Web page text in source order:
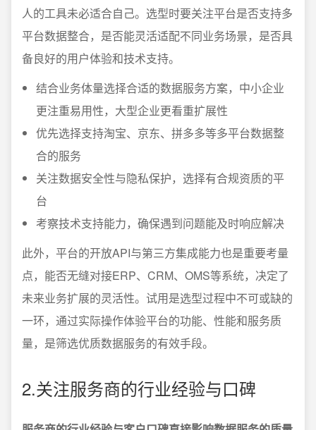
人的工具未必适合自己。选型时要关注平台是否支持多
平台数据整合，是否能灵活适配不同业务场景，是否具
备良好的用户体验和技术支持。
结合业务体量选择合适的数据服务方案，中小企业
更注重易用性，大型企业更看重扩展性
优先选择支持淘宝、京东、拼多多等多平台数据整
合的服务
关注数据安全性与隐私保护，选择有合规资质的平
台
考察技术支持能力，确保遇到问题能及时响应解决
此外，平台的开放API与第三方集成能力也是重要考量
点，能否无缝对接ERP、CRM、OMS等系统，决定了
未来业务扩展的灵活性。试用是选型过程中不可或缺的
一环，通过实际操作体验平台的功能、性能和服务质
量，是筛选优质数据服务的有效手段。
2.关注服务商的行业经验与口碑